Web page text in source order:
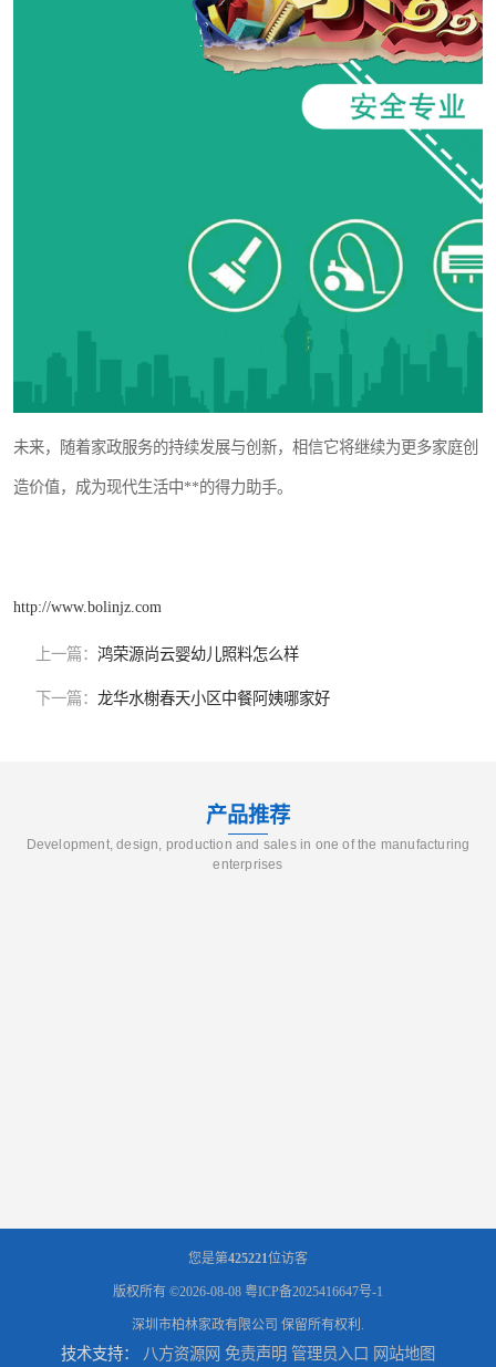
未来，随着家政服务的持续发展与创新，相信它将继续为更多家庭创
造价值，成为现代生活中**的得力助手。
http://www.bolinjz.com
上一篇： 鸿荣源尚云婴幼儿照料怎么样
下一篇： 龙华水榭春天小区中餐阿姨哪家好
产品推荐
Development, design, production and sales in one of the manufacturing
enterprises
您是第425221位访客
版权所有 ©2026-08-08 粤ICP备2025416647号-1
深圳市柏林家政有限公司 保留所有权利.
技术支持： 八方资源网 免责声明 管理员入口 网站地图